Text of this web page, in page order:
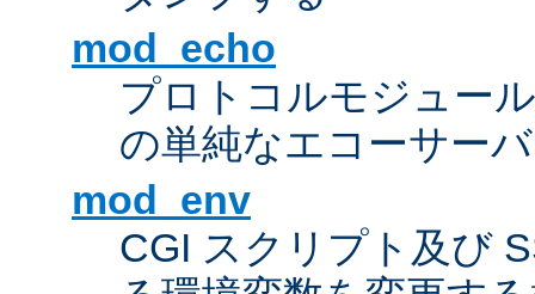
mod_echo
プロトコルモジュー
の単純なエコーサーバ
mod_env
CGI スクリプト及び